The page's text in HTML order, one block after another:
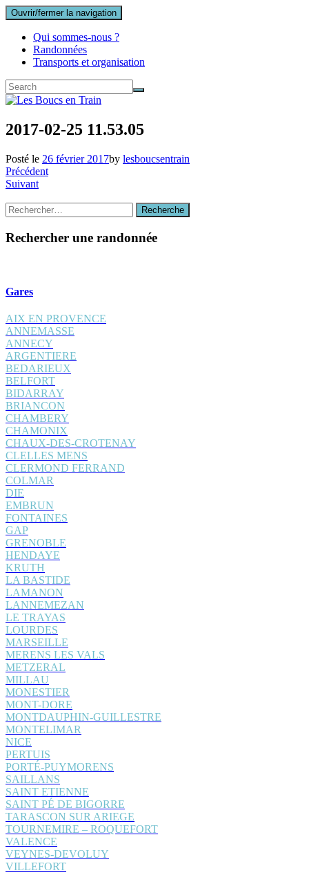
Ouvrir/fermer la navigation
Qui sommes-nous ?
Randonnées
Transports et organisation
2017-02-25 11.53.05
Posté le 26 février 2017by lesboucsentrain
Précédent
Suivant
Recherche
:
Recherche
Rechercher une randonnée
Gares
AIX EN PROVENCE
ANNEMASSE
ANNECY
ARGENTIERE
BEDARIEUX
BELFORT
BIDARRAY
BRIANCON
CHAMBERY
CHAMONIX
CHAUX-DES-CROTENAY
CLELLES MENS
CLERMOND FERRAND
COLMAR
DIE
EMBRUN
FONTAINES
GAP
GRENOBLE
HENDAYE
KRUTH
LA BASTIDE
LAMANON
LANNEMEZAN
LE TRAYAS
LOURDES
MARSEILLE
MERENS LES VALS
METZERAL
MILLAU
MONESTIER
MONT-DORE
MONTDAUPHIN-GUILLESTRE
MONTELIMAR
NICE
PERTUIS
PORTÉ-PUYMORENS
SAILLANS
SAINT ETIENNE
SAINT PÉ DE BIGORRE
TARASCON SUR ARIEGE
TOURNEMIRE – ROQUEFORT
VALENCE
VEYNES-DEVOLUY
VILLEFORT